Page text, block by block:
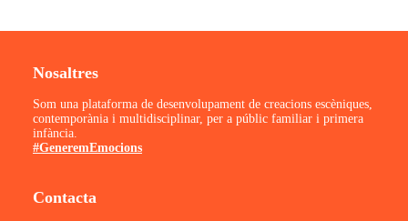
Nosaltres
Som una plataforma de desenvolupament de creacions escèniques,
contemporània i multidisciplinar, per a públic familiar i primera
infància.
#GeneremEmocions
Contacta